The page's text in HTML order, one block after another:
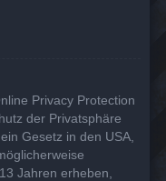
Privacy Protection
der Privatsphäre
Gesetz in den USA,
Jahren erheben,